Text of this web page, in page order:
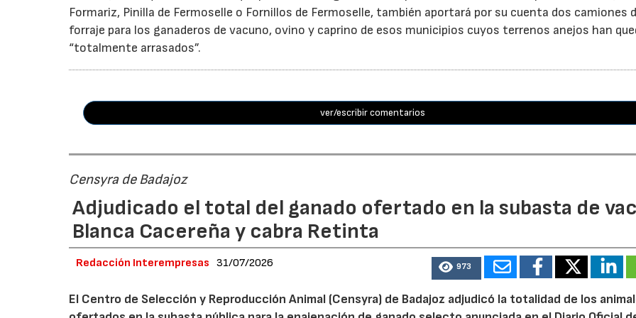
Formariz, Pinilla de Fermoselle o Fornillos de Fermoselle, también aportará por su cuenta dos camiones
forraje para los ganaderos de vacuno, ovino y caprino de esos municipios cuyos terrenos anejos han
“totalmente arrasados”.
ver/escribir comentarios
Censyra de Badajoz
Adjudicado el total del ganado ofertado en la subasta de
Blanca Cacereña y cabra Retinta
Redacción Interempresas 31/07/2026 973
El Centro de Selección y Reproducción Animal (Censyra) de Badajoz adjudicó la totalidad de los